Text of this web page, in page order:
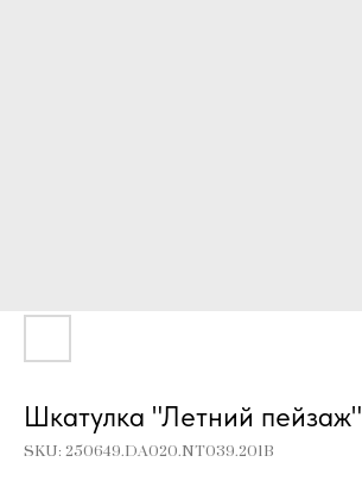
Шкатулка "Летний пейзаж"
SKU: 250649.DA020.NT039.201B